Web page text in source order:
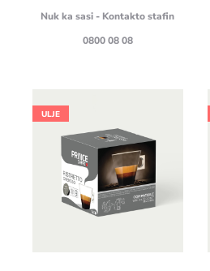
Nuk ka sasi - Kontakto stafin
0800 08 08
ULJE